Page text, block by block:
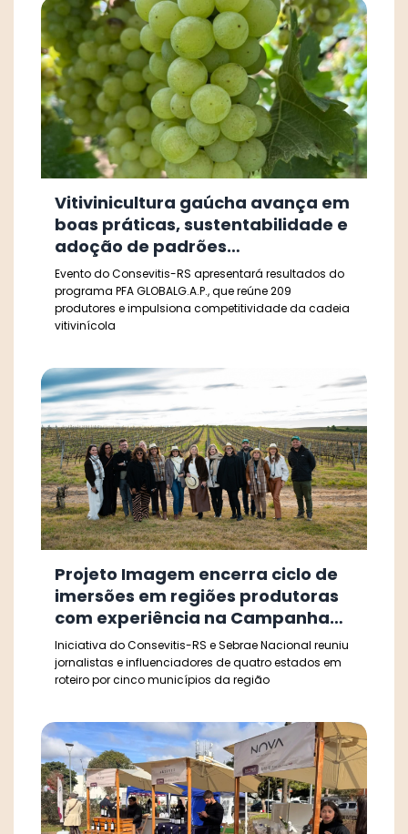
Vitivinicultura gaúcha avança em
boas práticas, sustentabilidade e
adoção de padrões
internacionais
Evento do Consevitis-RS apresentará resultados do
programa PFA GLOBALG.A.P., que reúne 209
produtores e impulsiona competitividade da cadeia
vitivinícola
Projeto Imagem encerra ciclo de
imersões em regiões produtoras
com experiência na Campanha
Gaúcha
Iniciativa do Consevitis-RS e Sebrae Nacional reuniu
jornalistas e influenciadores de quatro estados em
roteiro por cinco municípios da região